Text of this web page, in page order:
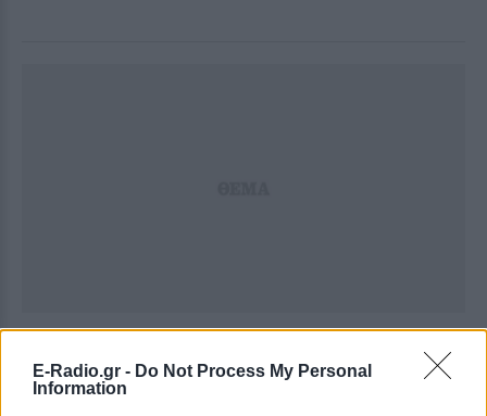
E-Radio.gr - Do Not Process My Personal
Information